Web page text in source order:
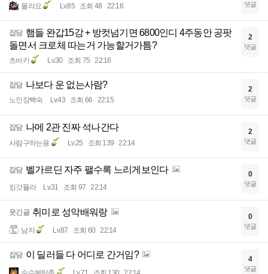
몰라요 Lv.85 조회 48 22:16 댓글
잡담 햄들 완갑15강 + 방컷넘기면 6800인디 4주동안 공팟
돌면서 크로체 따는거 가능할거가틈?
츠바키 Lv.30 조회 75 22:16
2
댓글
잡담 나보다 운 없는사람?
노인장빡숙 Lv.43 조회 66 22:15
2
댓글
잡담 나메 2관 진짜 석나간다
사람구하는용 Lv.25 조회 139 22:14
2
댓글
잡담 벨가르딘 자주 팰수록 느리게보인다
킹갓뜔라 Lv.31 조회 97 22:14
0
댓글
웃긴글 취미로 성악배워랑
남자 Lv.87 조회 60 22:14
0
댓글
잡담 이 딜러들 다 어디로 간거임? 4
댓글